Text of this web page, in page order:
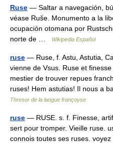
Ruse — Saltar a navegación,
véase Ruše. Monumento a la
ocupación otomana por
norte de …
Wikipedia Español
ruse — Ruse, f. Astu, Astutia,
vienne de Vsus. Ruse et
mestier de trouver repues
ruses! Hem astutias! Il nous a
Thresor de la langue françoyse
ruse — RUSE. s. f. Finesse,
sert pour tromper. Vieille ruse.
connois toutes ses ruses.